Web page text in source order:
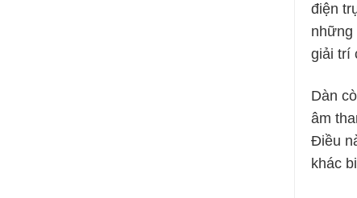
điện
những
giải trí
Dàn
âm
Điều
khác